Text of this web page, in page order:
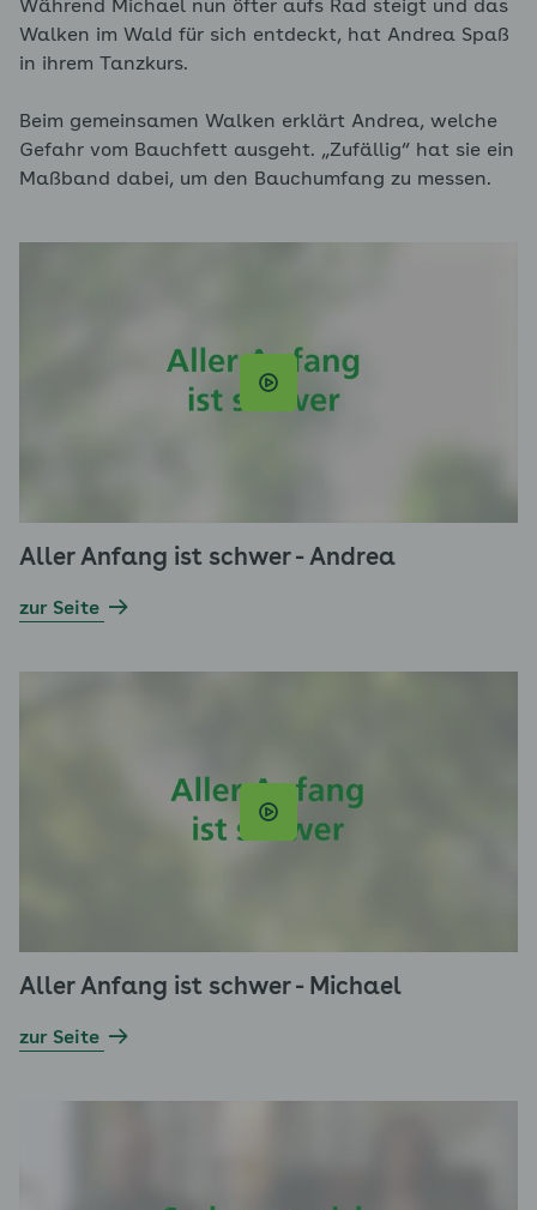
Während Michael nun öfter aufs Rad steigt und das
Walken im Wald für sich entdeckt, hat Andrea Spaß
in ihrem Tanzkurs.
Beim gemeinsamen Walken erklärt Andrea, welche
Gefahr vom Bauchfett ausgeht. „Zufällig“ hat sie ein
Maßband dabei, um den Bauchumfang zu messen.
Aller Anfang ist schwer - Andrea
zur Seite
Aller Anfang ist schwer - Michael
zur Seite